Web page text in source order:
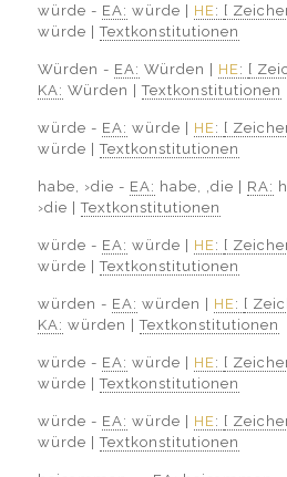
würde - EA: würde | HE: [
würde |Textkonstitutionen
Würden - EA: Würden | HE: [
KA: Würden |Textkonstitutionen
würde - EA: würde | HE: [
würde |Textkonstitutionen
habe, ›die - EA: habe, ‚die | RA:
›die |Textkonstitutionen
würde - EA: würde | HE: [
würde |Textkonstitutionen
würden - EA: würden | HE: [
KA: würden |Textkonstitutionen
würde - EA: würde | HE: [
würde |Textkonstitutionen
würde - EA: würde | HE: [
würde |Textkonstitutionen